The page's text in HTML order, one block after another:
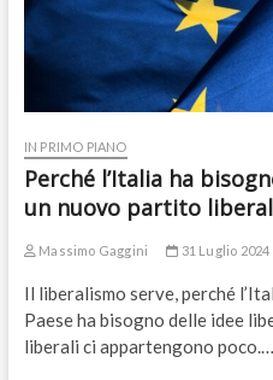
IN PRIMO PIANO
Perché l’Italia ha
un nuovo partito
Massimo Gaggini 31 Luglio 2024
Il liberalismo serve, perché
Paese ha bisogno delle idee
liberali ci appartengono poco.…